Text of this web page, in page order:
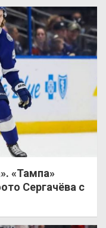
«Тампа»
Сергачёва с